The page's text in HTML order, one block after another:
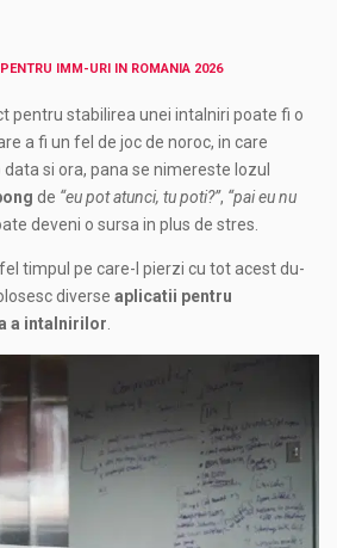
IMM-URI IN ROMANIA 2026
pentru stabilirea unei intalniri poate fi o
a fi un fel de joc de noroc, in care
si ora, pana se nimereste lozul
de “eu pot atunci, tu poti?”, “pai eu nu
deveni o sursa in plus de stres.
timpul pe care-l pierzi cu tot acest du-
diverse aplicatii pentru
a intalnirilor